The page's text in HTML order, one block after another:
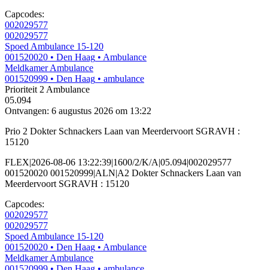
Capcodes:
002029577
002029577
Spoed Ambulance 15-120
001520020 • Den Haag • Ambulance
Meldkamer Ambulance
001520999 • Den Haag • ambulance
Prioriteit 2 Ambulance
05.094
Ontvangen: 6 augustus 2026 om 13:22
Prio 2 Dokter Schnackers Laan van Meerdervoort SGRAVH :
15120
FLEX|2026-08-06 13:22:39|1600/2/K/A|05.094|002029577
001520020 001520999|ALN|A2 Dokter Schnackers Laan van
Meerdervoort SGRAVH : 15120
Capcodes:
002029577
002029577
Spoed Ambulance 15-120
001520020 • Den Haag • Ambulance
Meldkamer Ambulance